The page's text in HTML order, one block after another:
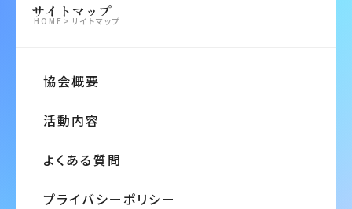
サイトマップ
HOME > サイトマップ
協会概要
活動内容
よくある質問
プライバシーポリシー